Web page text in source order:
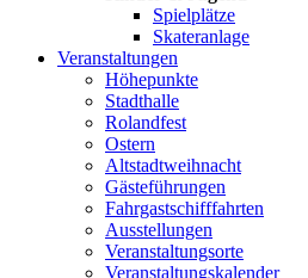
Spielplätze
Skateranlage
Veranstaltungen
Höhepunkte
Stadthalle
Rolandfest
Ostern
Altstadtweihnacht
Gästeführungen
Fahrgastschifffahrten
Ausstellungen
Veranstaltungsorte
Veranstaltungskalender